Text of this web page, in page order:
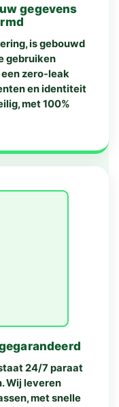
gegevens
is gebouwd
gebruiken
zero-leak
en identiteit
met 100%
24/7 paraat
Wij leveren
met snelle